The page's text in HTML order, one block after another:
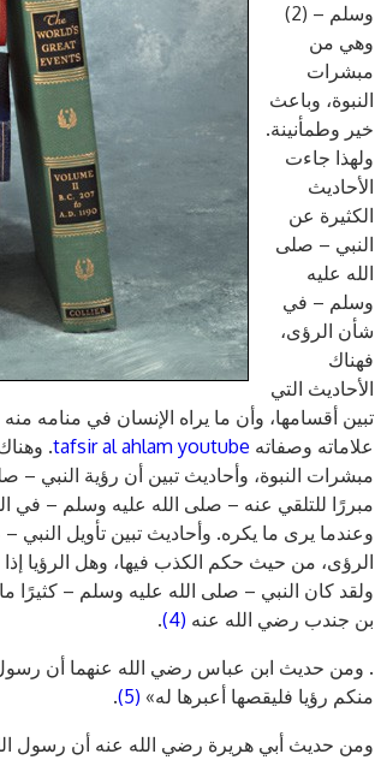
وسلم – (2)
وهي من
مبشرات
النبوة، وباعث
خير وطمأنينة.
ولهذا جاءت
الأحاديث
الكثيرة عن
النبي – صلى
الله عليه
وسلم – في
شأن الرؤى،
فهناك
الأحاديث التي
تبين أقسامها، وأن ما يراه الإنسان في منامه
علاماته وصفاته tafsir al ahlam youtube
.
مبشرات النبوة، وأحاديث تبين أن رؤية النبي
مبررًا للتلقي عنه – صلى الله عليه وسلم – في
وعندما يرى ما يكره. وأحاديث تبين تأويل
الرؤى، من حيث حكم الكذب فيها، وهل الرؤيا
ولقد كان النبي – صلى الله عليه وسلم –
بن جندب رضي الله عنه (4)
.
. ومن حديث ابن عباس رضي الله عنهما أن
منكم رؤيا فليقصها أعبرها له» (5)
.
ومن حديث أبي هريرة رضي الله عنه أن رسول